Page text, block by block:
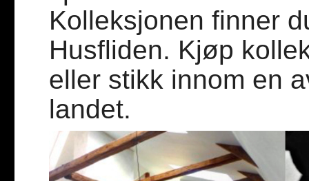
Kolleksjonen finner
Husfliden. Kjøp
eller stikk innom en
landet.